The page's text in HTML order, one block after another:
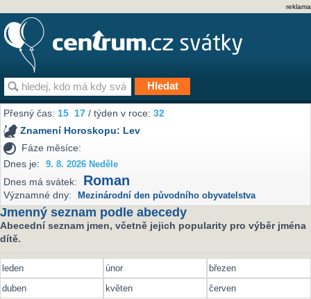
reklama
Přesný čas:15 17 / týden v roce:32
Znamení Horoskopu: Lev
Fáze měsíce:
Dnes je:
9. 8. 2026 Neděle
Dnes má svátek: Roman
Významné dny: Mezinárodní den původního obyvatelstva
Jmenný seznam podle abecedy
Abecední seznam jmen, včetně jejich popularity pro výběr jména
dítě.
leden únor
březen
duben
květen
červen